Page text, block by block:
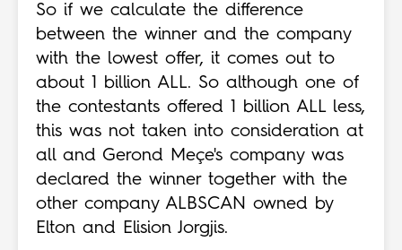
So if we calculate the difference
between the winner and the company
with the lowest offer, it comes out to
about 1 billion ALL. So although one of
the contestants offered 1 billion ALL less,
this was not taken into consideration at
all and Gerond Meçe's company was
declared the winner together with the
other company ALBSCAN owned by
Elton and Elision Jorgjis.